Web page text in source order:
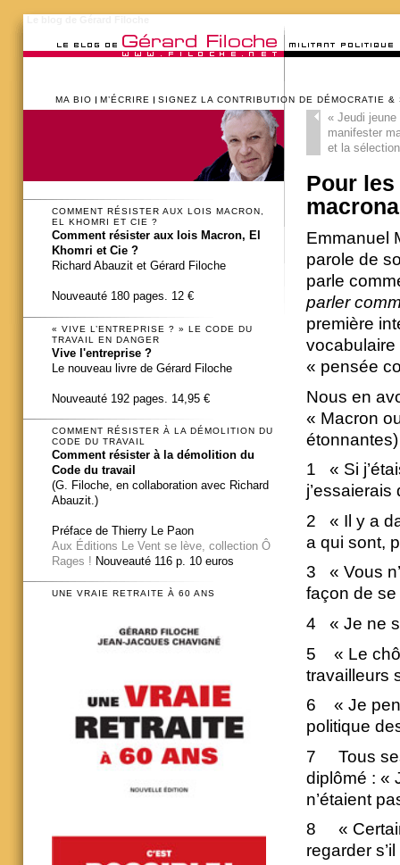
MA BIO M’ÉCRIRE SIGNEZ LA CONTRIBUTION DE DÉMOCRATIE &
«Jeudi jeune
manifester
et la
Pour les
Emmanuel
parole de
parle
parler
première
vocabulaire
« pensée
Nous en
« Macron
1 « Si
j’essaierais
2 « Il y a
a qui sont,
3 « Vous
façon de se
4 « Je ne
5 « Le
travailleurs
6 « Je
politique
7 Tous ses
diplômé : «
n’étaient
8 «
regarder
COMMENT RÉSISTER AUX LOIS MACRON,
EL KHOMRI ET CIE ?
Comment résister aux lois Macron, El
Khomri et Cie ?
Richard Abauzit et Gérard Filoche
Nouveauté 180 pages. 12 €
« VIVE L’ENTREPRISE ? » LE CODE DU
TRAVAIL EN DANGER
Vive l'entreprise ?
Le nouveau livre de Gérard Filoche
Nouveauté 192 pages. 14,95 €
COMMENT RÉSISTER À LA DÉMOLITION DU
CODE DU TRAVAIL
Comment résister à la démolition du
Code du travail
(G. Filoche, en collaboration avec Richard
Abauzit.)
Préface de Thierry Le Paon
Aux Éditions Le Vent se lève, collection Ô
Rages ! Nouveauté 116 p. 10 euros
UNE VRAIE RETRAITE À 60 ANS